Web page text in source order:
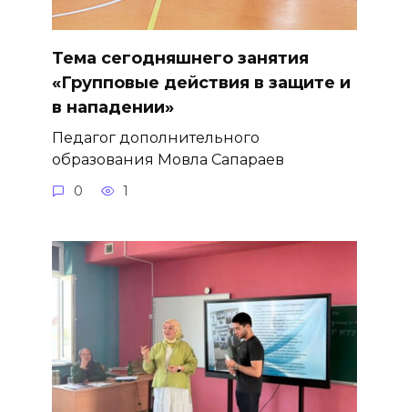
Тема сегодняшнего занятия
«Групповые действия в защите и
в нападении»
Педагог дополнительного
образования Мовла Сапараев
0 1